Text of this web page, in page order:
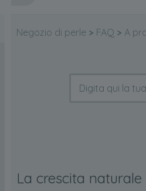
Negozio di perle > FAQ > A
La crescita